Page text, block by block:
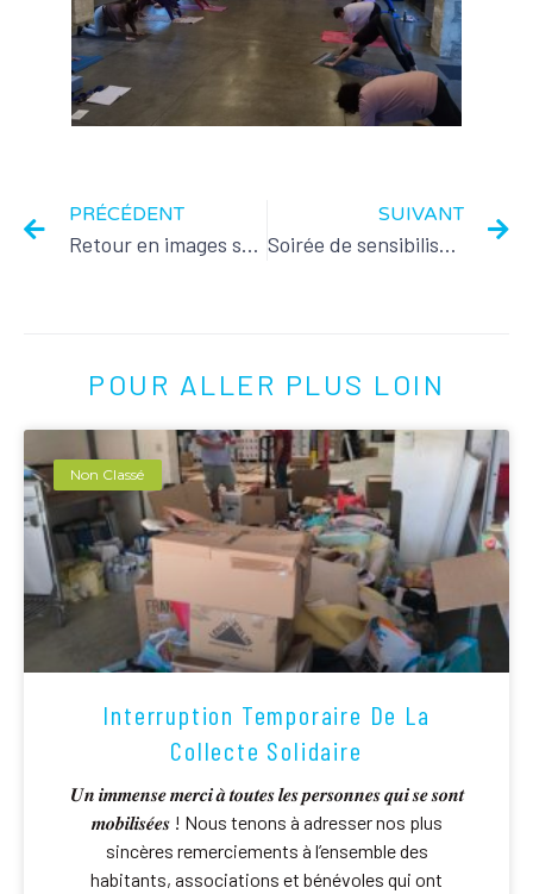
PRÉCÉDENT
Retour en images sur le marché de printemps
SUIVANT
Soirée de sensibilisation à l’autisme
POUR ALLER PLUS LOIN
Non Classé
Interruption Temporaire De La
Collecte Solidaire
𝑼𝒏 𝒊𝒎𝒎𝒆𝒏𝒔𝒆 𝒎𝒆𝒓𝒄𝒊 𝒂̀ 𝒕𝒐𝒖𝒕𝒆𝒔 𝒍𝒆𝒔 𝒑𝒆𝒓𝒔𝒐𝒏𝒏𝒆𝒔 𝒒𝒖𝒊 𝒔𝒆 𝒔𝒐𝒏𝒕
𝒎𝒐𝒃𝒊𝒍𝒊𝒔𝒆́𝒆𝒔 ! Nous tenons à adresser nos plus
sincères remerciements à l’ensemble des
habitants, associations et bénévoles qui ont